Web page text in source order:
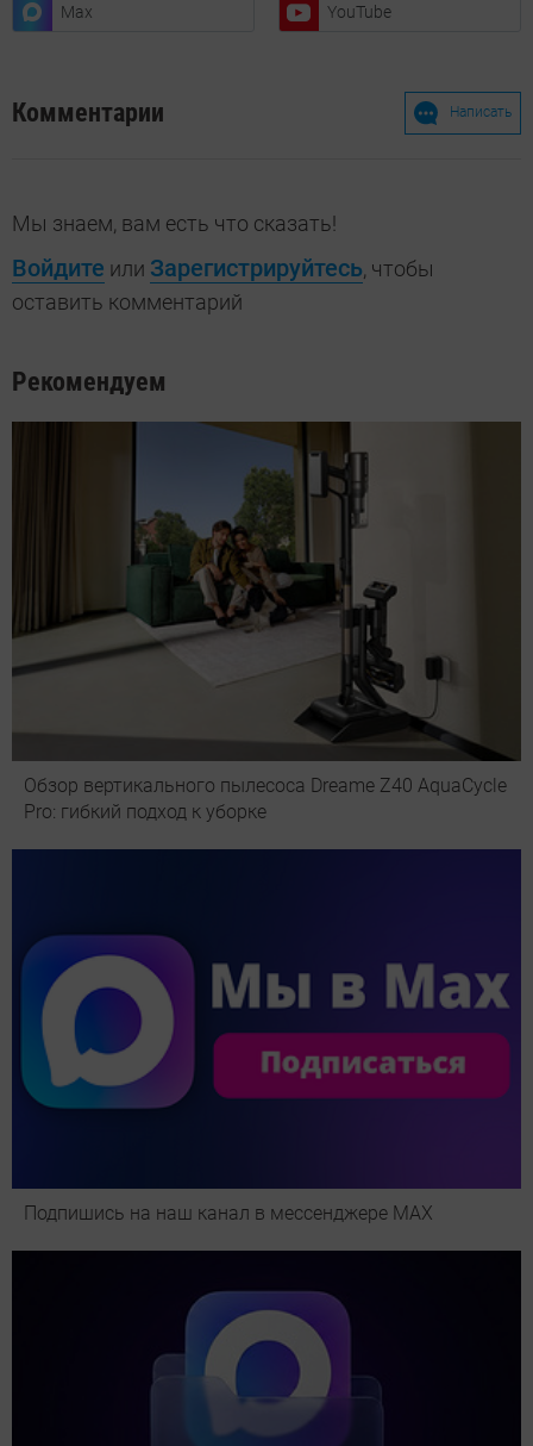
Max YouTube
Комментарии Написать
Мы знаем, вам есть что сказать!
Войдите или Зарегистрируйтесь, чтобы
оставить комментарий
Рекомендуем
Обзор вертикального пылесоса Dreame Z40 AquaCycle
Pro: гибкий подход к уборке
Подпишись на наш канал в мессенджере МАХ